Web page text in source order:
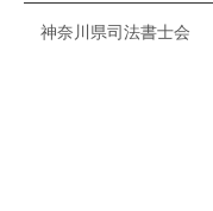
神奈川県司法書士会